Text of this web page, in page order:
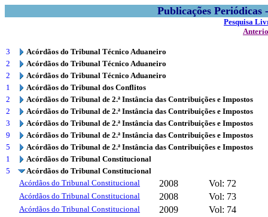
Publicações
Pesquisa
3
Acórdãos do Tribunal Técnico Aduaneiro
2
Acórdãos do Tribunal Técnico Aduaneiro
2
Acórdãos do Tribunal Técnico Aduaneiro
1
Acórdãos do Tribunal dos Conflitos
2
Acórdãos do Tribunal de 2.ª Instância das Contribuições e Impostos
2
Acórdãos do Tribunal de 2.ª Instância das Contribuições e Impostos
3
Acórdãos do Tribunal de 2.ª Instância das Contribuições e Impostos
9
Acórdãos do Tribunal de 2.ª Instância das Contribuições e Impostos
5
Acórdãos do Tribunal de 2.ª Instância das Contribuições e Impostos
1
Acórdãos do Tribunal Constitucional
5
Acórdãos do Tribunal Constitucional
Acórdãos do Tribunal Constitucional
2008 Vol: 72
Acórdãos do Tribunal Constitucional 2008 Vol: 73
Acórdãos do Tribunal Constitucional 2009 Vol: 74